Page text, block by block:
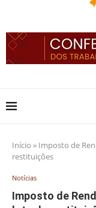
Início » Imposto de
restituições
Notícias
Imposto de